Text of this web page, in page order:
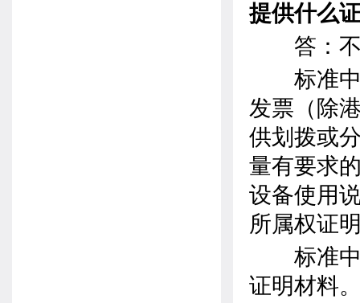
提供什么
答：不
标准中
发票（除
供划拨或
量有要求
设备使用
所属权证
标准中
证明材料